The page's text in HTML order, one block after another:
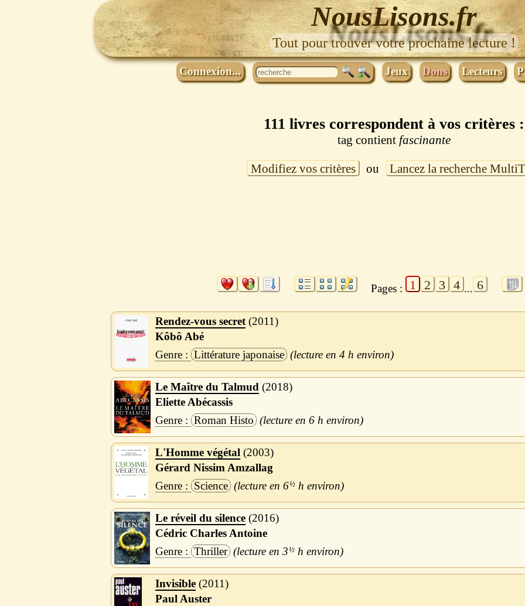
NousLisons.fr
Tout pour trouver votre prochaine lecture !
Connexion... Jeux Dons Lecteurs
111 livres correspondent à vos critères :
tag contient fascinante
Modifiez vos critères ou Lancez la recherche
Pages : 1 2 3 4 ... 6
Rendez-vous secret 2011
Kôbô Abé
Littérature japonaise
4 h
Le Maître du Talmud 2018
Eliette Abécassis
Roman Histo
6 h
L'Homme végétal 2003
Gérard Nissim Amzallag
Science
6½h
Le réveil du silence 2016
Cédric Charles Antoine
Thriller
3½h
Invisible 2011
Paul Auster